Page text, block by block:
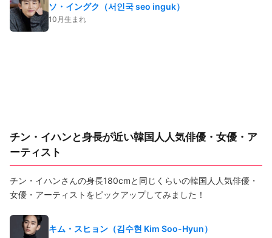
ソ・イングク（서인국 seo inguk）
10月生まれ
チン・イハンと身長が近い韓国人人気俳優・女優・ア
ーティスト
チン・イハンさんの身長180cmと同じくらいの韓国人人気俳優・
女優・アーティストをピックアップしてみました！
キム・スヒョン（김수현 Kim Soo-Hyun）